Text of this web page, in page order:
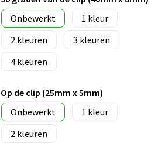
Onbewerkt
1
2
3
4
Op de clip (25mm x 5mm)
Onbewerkt
1
2